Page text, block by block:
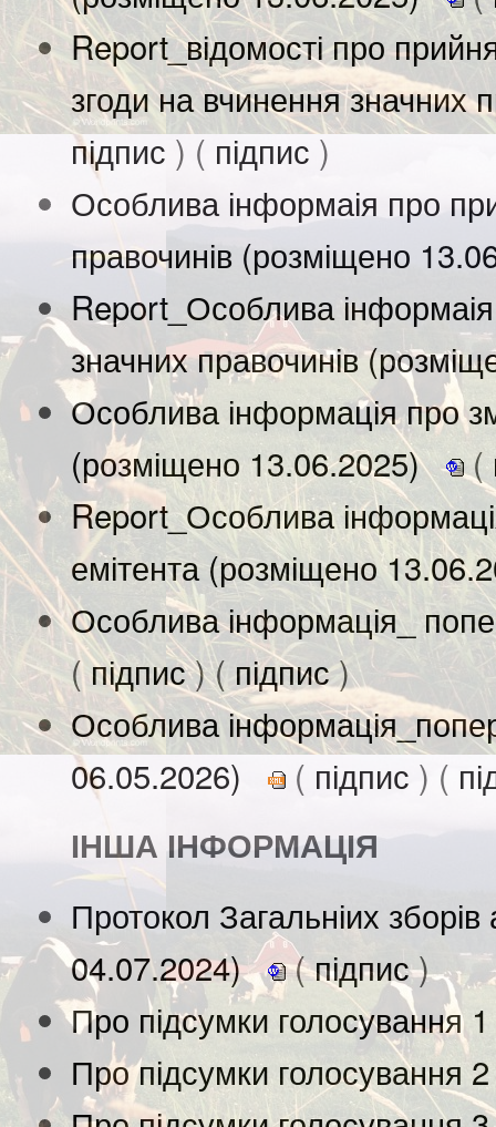
Report_відомості про
згоди на вчинення значних
підпис) (підпис)
Особлива інформаія про
правочинів (розміщено
Report_Особлива
значних правочинів
Особлива інформація про
(розміщено 13.06.2025)
(
Report_Особлива
емітента (розміщено
Особлива інформація_
(підпис) ( підпис)
Особлива
06.05.2026)
( підпис ) (
ІНША ІНФОРМАЦІЯ
Протокол Загальніих
04.07.2024)
(підпис)
Про підсумки голосування
Про підсумки голосування